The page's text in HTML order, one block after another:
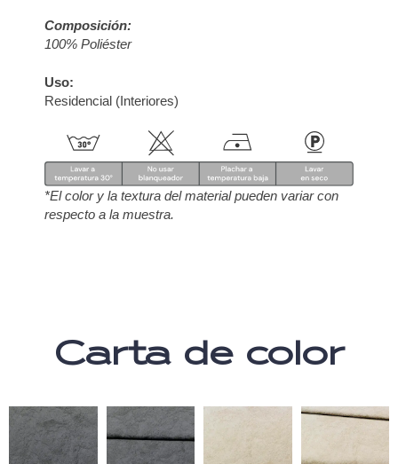
Composición:
100% Poliéster
Uso:
Residencial (Interiores)
*El color y la textura del material pueden variar con
respecto a la muestra.
Carta de color